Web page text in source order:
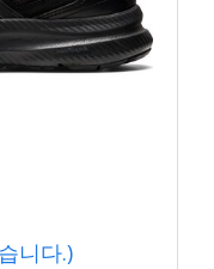
니다.)